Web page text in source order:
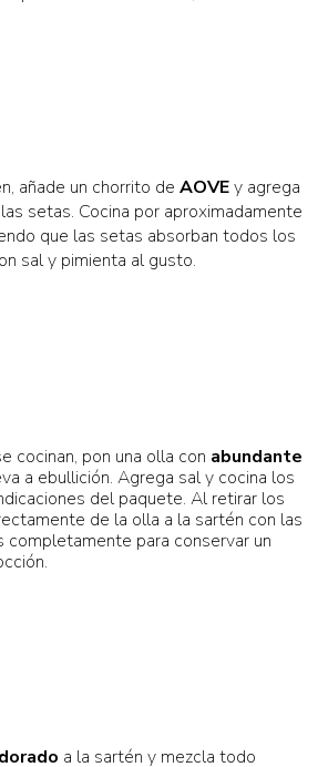
añade un chorrito de AOVEy agrega
setas. Cocina por aproximadamente
que las setas absorban todos los
sal y pimienta al gusto.
cocinan, pon una olla con abundante
a ebullición. Agrega sal y cocina los
del paquete. Al retirar los
de la olla a la sartén con las
completamente para conservar un
a la sartén y mezcla todo